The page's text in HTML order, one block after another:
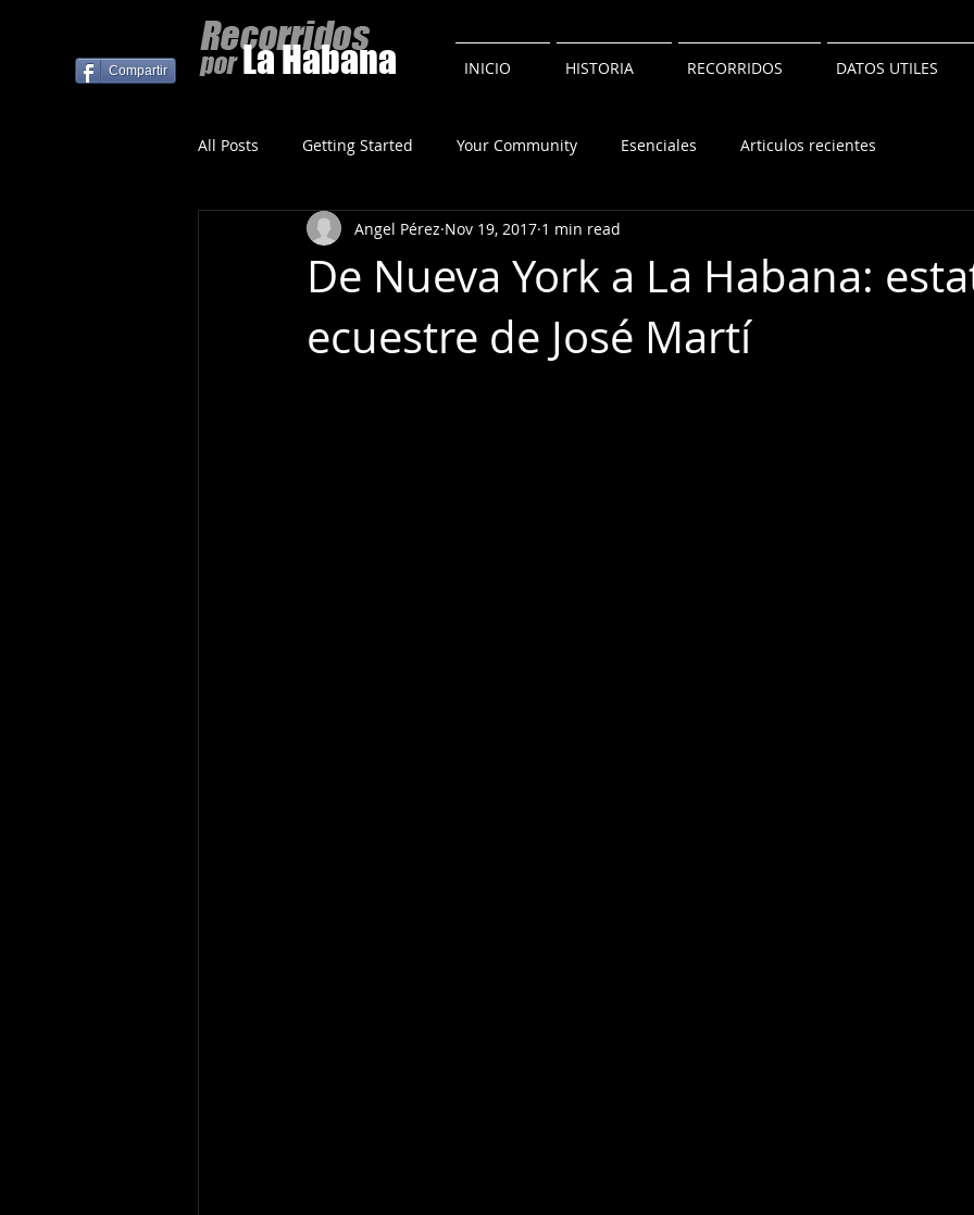
Compartir La Habana INICIO HISTORIA RECORRIDOS DATOS UTILES
All Posts Getting Started Your Community Esenciales Articulos recientes
De Nueva York a La Habana:
ecuestre de José Martí
Angel Pérez Nov 19, 2017 1 min read